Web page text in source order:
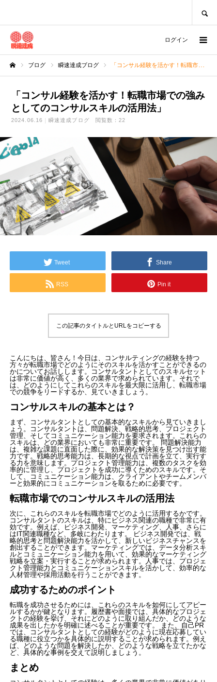
ログイン
ブログ 瞬速達成ブログ 「コンサル経験を活かす！転職市場での強みとしてのコンサルスキルの活用法」
「コンサル経験を活かす！転職市場での強み
としてのコンサルスキルの活用法」
2024.06.16 瞬速達成ブログ 閲覧数：22
Tweet Share
RSS Pin it
この記事のタイトルとURLをコピーする
こんにちは、皆さん！今日は、コンサルティングの経験を持つ
方々が転職市場でどのようにそのスキルを活かすことができるの
かについてお話しします。コンサルタントとしてのスキルセット
は非常に価値が高く、多くの業界で求められています。それで
は、どのようにしてこれらのスキルを最大限に活用し、転職市場
での競争をリードするか、見ていきましょう。
コンサルスキルの基本とは？
まず、コンサルタントとしての基本的なスキルから見ていきまし
ょう。コンサルタントは、問題解決、戦略的思考、プロジェクト
管理、そしてコミュニケーション能力を要求されます。これらの
スキルは、どの業界においても非常に重要です。 問題解決能力
は、複雑な課題に直面した際に、効果的な解決策を見つけ出す能
力です。戦略的思考能力は、長期的な視点で計画を立て、実行す
る力を意味します。プロジェクト管理能力は、複数のタスクを効
率的に管理し、プロジェクトを成功に導くためのスキルです。そ
して、コミュニケーション能力は、クライアントやチームメンバ
ーと効果的にコミュニケーションを取るために必要です。
転職市場でのコンサルスキルの活用法
次に、これらのスキルを転職市場でどのように活用するかです。
コンサルタントのスキルは、特にビジネス関連の職種で非常に有
効です。例えば、ビジネス開発、マーケティング、人事、さらに
はIT関連職種など、多岐にわたります。 ビジネス開発では、戦
略的思考と問題解決能力を活かして、新しいビジネスチャンスを
創出することができます。マーケティングでは、データ分析スキ
ルとコミュニケーション能力を用いて、効果的なマーケティング
戦略を立案・実行することが求められます。人事では、プロジェ
クト管理能力とコミュニケーションスキルを活かして、効率的な
人材管理や採用活動を行うことができます。
成功するためのポイント
転職を成功させるためには、これらのスキルを如何にしてアピー
ルするかが鍵となります。履歴書や面接では、具体的なプロジェ
クトの経験を挙げ、それにどのように取り組んだか、どのような
成果を出したかを明確に述べることが重要です。 また、自己PR
では、コンサルタントとしての経験がどのように現在応募してい
る職種に役立つかを具体的に説明することが求められます。例え
ば、どのような問題を解決したか、どのような戦略を立てたかな
ど、具体的な事例を交えて説明しましょう。
まとめ